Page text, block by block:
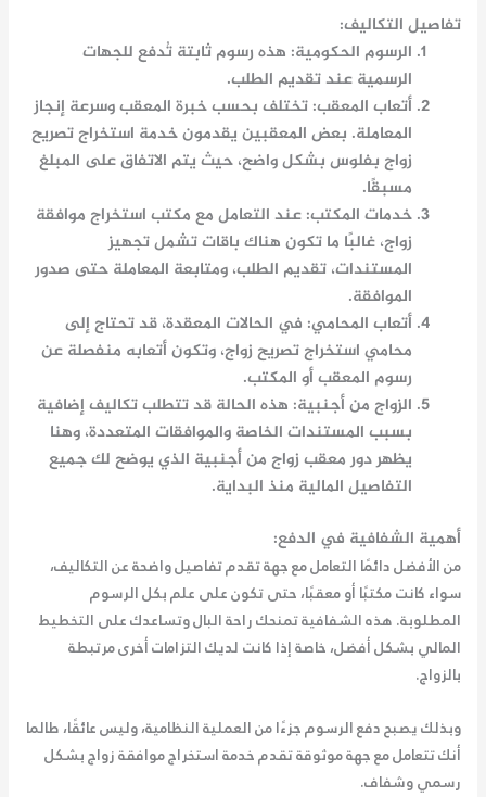
تفاصيل التكاليف:
الرسوم الحكومية: هذه رسوم ثابتة تُدفع للجهات
الرسمية عند تقديم الطلب.
أتعاب المعقب: تختلف بحسب خبرة المعقب وسرعة إنجاز
المعاملة. بعض المعقبين يقدمون خدمة استخراج تصريح
زواج بفلوس بشكل واضح، حيث يتم الاتفاق على المبلغ
مسبقًا.
خدمات المكتب: عند التعامل مع مكتب استخراج موافقة
زواج، غالبًا ما تكون هناك باقات تشمل تجهيز
المستندات، تقديم الطلب، ومتابعة المعاملة حتى صدور
الموافقة.
أتعاب المحامي: في الحالات المعقدة، قد تحتاج إلى
محامي استخراج تصريح زواج، وتكون أتعابه منفصلة عن
رسوم المعقب أو المكتب.
الزواج من أجنبية: هذه الحالة قد تتطلب تكاليف إضافية
بسبب المستندات الخاصة والموافقات المتعددة، وهنا
يظهر دورمعقب زواج من أجنبية الذي يوضح لك جميع
التفاصيل المالية منذ البداية.
أهمية الشفافية في الدفع:
من الأفضل دائمًا التعامل مع جهة تقدم تفاصيل واضحة عن التكاليف،
سواء كانت مكتبًا أو معقبًا، حتى تكون على علم بكل الرسوم
المطلوبة. هذه الشفافية تمنحك راحة البال وتساعدك على التخطيط
المالي بشكل أفضل، خاصة إذا كانت لديك التزامات أخرى مرتبطة
بالزواج.
وبذلك يصبح دفع الرسوم جزءًا من العملية النظامية، وليس عائقًا، طالما
أنك تتعامل مع جهة موثوقة تقدم خدمةاستخراج موافقة زواجبشكل
رسمي وشفاف.